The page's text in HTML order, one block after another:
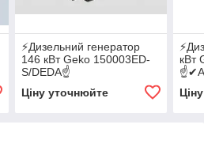
⚡️Дизельний генератор
146 кВт Geko 150003ED-
S/DEDA☝
Ціну уточнюйте
кВт